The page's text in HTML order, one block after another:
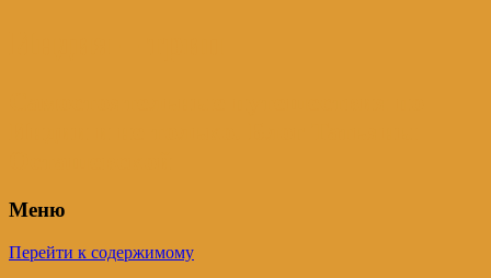
Меню
Перейти к содержимому